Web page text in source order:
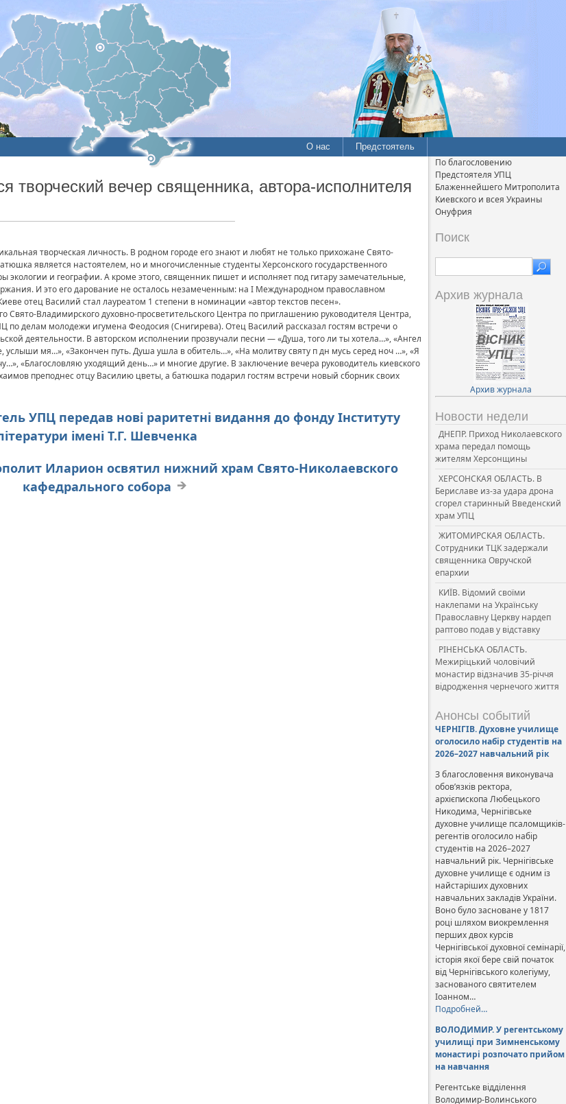
О нас Предстоятель
творческий вечер священника, автора-исполнителя
творческая личность. В родном городе его знают и любят не только прихожане Свято-
является настоятелем, но и многочисленные студенты Херсонского государственного
и географии. А кроме этого, священник пишет и исполняет под гитару замечательные,
И это его дарование не осталось незамеченным: на I Международном православном
отец Василий стал лауреатом 1 степени в номинации «автор текстов песен».
Свято-Владимирского духовно-просветительского Центра по приглашению руководителя Центра,
по делам молодежи игумена Феодосия (Снигирева). Отец Василий рассказал гостям встречи о
деятельности. В авторском исполнении прозвучали песни — «Душа, того ли ты хотела…», «Ангел
услыши мя…», «Закончен путь. Душа ушла в обитель…», «На молитву святу п дн мусь серед ноч …», «Я
«Благословляю уходящий день…» и многие другие. В заключение вечера руководитель киевского
преподнес отцу Василию цветы, а батюшка подарил гостям встречи новый сборник своих
УПЦ передав нові раритетні видання до фонду Інституту
імені Т.Г. Шевченка
Иларион освятил нижний храм Свято-Николаевского
кафедрального собора
По благословению
Предстоятеля УПЦ
Блаженнейшего Митрополита
Киевского и всея Украины
Онуфрия
Поиск
Архив журнала
Архив журнала
Новости недели
ДНЕПР. Приход Николаевского
храма передал помощь
жителям Херсонщины
ХЕРСОНСКАЯ ОБЛАСТЬ. В
Бериславе из-за удара дрона
сгорел старинный Введенский
храм УПЦ
ЖИТОМИРСКАЯ ОБЛАСТЬ.
Сотрудники ТЦК задержали
священника Овручской
епархии
КИЇВ. Відомий своїми
наклепами на Українську
Православну Церкву нардеп
раптово подав у відставку
РІНЕНСЬКА ОБЛАСТЬ.
Межиріцький чоловічий
монастир відзначив 35-річчя
відродження чернечого життя
Анонсы событий
ЧЕРНІГІВ. Духовне училище
оголосило набір студентів на
2026–2027 навчальний рік
З благословення виконувача
обов’язків ректора,
архієпископа Любецького
Никодима, Чернігівське
духовне училище псаломщиків-
регентів оголосило набір
студентів на 2026–2027
навчальний рік. Чернігівське
духовне училище є одним із
найстаріших духовних
навчальних закладів України.
Воно було засноване у 1817
році шляхом виокремлення
перших двох курсів
Чернігівської духовної семінарії,
історія якої бере свій початок
від Чернігівського колегіуму,
заснованого святителем
Іоанном…
Подробней…
ВОЛОДИМИР. У регентському
училищі при Зимненському
монастирі розпочато прийом
на навчання
Регентське відділення
Володимир-Волинського